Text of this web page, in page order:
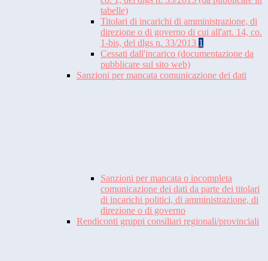
tabelle)
Titolari di incarichi di amministrazione, di
direzione o di governo di cui all'art. 14, co.
1-bis, del dlgs n. 33/2013 1
Cessati dall'incarico (documentazione da
pubblicare sul sito web)
Sanzioni per mancata comunicazione dei dati
Sanzioni per mancata o incompleta
comunicazione dei dati da parte dei titolari
di incarichi politici, di amministrazione, di
direzione o di governo
Rendiconti gruppi consiliari regionali/provinciali